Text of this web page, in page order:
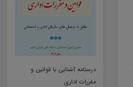
درسنامه آشنایی با قوانین و
مقررات اداری